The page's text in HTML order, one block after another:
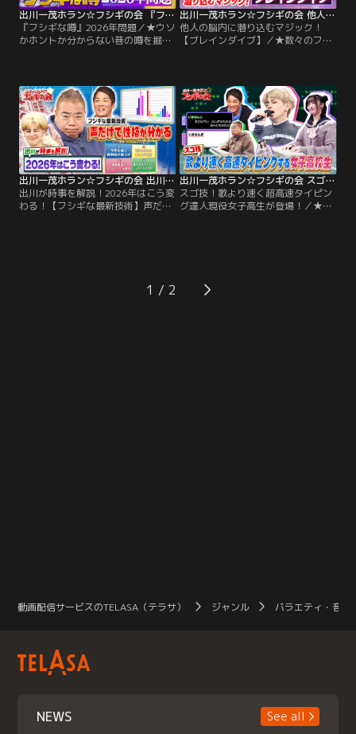
出川一茂ホラン☆フシギの会 『フシギな噂』2026年問題（2026/03/20放送分）
『フシギな噂』2026年問題／★ウソ
かホントか分からない巷の噂を掘り
る！？●〇〇〇〇が高価になり過ぎ
て品薄になる！？●犬の〇〇が止ま
るかも！？●東京に〇〇〇〇が出
現！？その影響で〇〇が使えなくな
る！？●2026年、ついにAIが〇〇に
なる！？
出川一茂ホラン☆フシギの会 他人の脳内に潜り込むマジック！【ブレインダイブ】（2026/02/21放送分）
他人の脳内に潜り込むマジック！
【ブレインダイブ】／★数々のフシ
イブ』 衝撃の最新作をスタジオで披
露！！（1）挨拶代わりに“ブレイン
ダイブ”！平愛梨にしかわかるはず
がない図形を当てる！（2）誰も触
れていない箱のトランプに奇跡が起
きる！
出川一茂ホラン☆フシギの会 出川が時事を解説！2026年はこう変わる！【フシギな最新技術】声だけで性格が分かる（2026/01/31放送分）
出川が時事を解説！2026年はこう変
わる！【フシギな最新技術】声だけ
（2）携帯電話でついに〇〇が解禁
携帯電話回線の増加に携帯電話でつ
出川一茂ホラン☆フシギの会 スゴ技！歌より速く超高速タイピング達人現役女子高生が登場！（2026/01/17放送分）
スゴ技！歌より速く超高速タイピン
グ達人現役女子高生が登場！／★全
時に高速タイピングに挑戦！ミスな
く打つことができるのか？☆出川一
1
動画配信サービスのTELASA（テラサ） ジャンル バラエティ・音楽
NEWS See all